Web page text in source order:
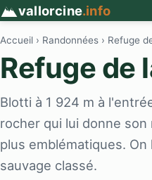
vallorcine.info
Accueil › Randonnées › Refuge
Refuge de
Blotti à 1 924 m à
rocher qui lui donne
plus emblématiques.
sauvage classé.